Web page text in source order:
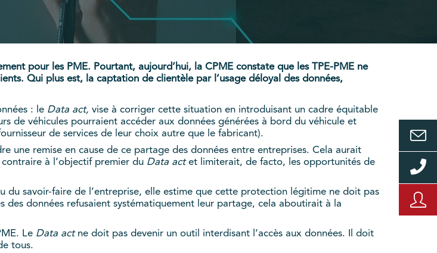
pour les PME. Pourtant, aujourd’hui, la CPME constate que les TPE-PME ne
Qui plus est, la captation de clientèle par l’usage déloyal des données,
: le Data act, vise à corriger cette situation en introduisant un cadre équitable
de véhicules pourraient accéder aux données générées à bord du véhicule et
de services de leur choix autre que le fabricant).
une remise en cause de ce partage des données entre entreprises. Cela aurait
à l’objectif premier du Data actet limiterait, de facto, les opportunités de
du savoir-faire de l’entreprise, elle estime que cette protection légitime ne doit pas
données refusaient systématiquement leur partage, cela aboutirait à la
Le Data act ne doit pas devenir un outil interdisant l’accès aux données. Il doit
tous.